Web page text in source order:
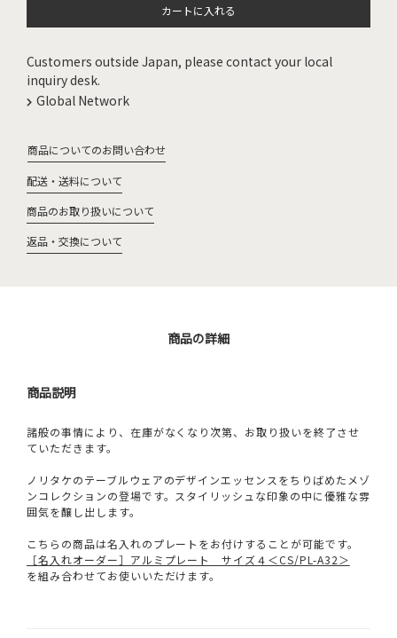
カートに入れる
Customers outside Japan, please contact your local
inquiry desk.
Global Network
商品についてのお問い合わせ
配送・送料について
商品のお取り扱いについて
返品・交換について
商品の詳細
商品説明
諸般の事情により、在庫がなくなり次第、お取り扱いを終了させ
ていただきます。
ノリタケのテーブルウェアのデザインエッセンスをちりばめたメゾ
ンコレクションの登場です。スタイリッシュな印象の中に優雅な雰
囲気を醸し出します。
こちらの商品は名入れのプレートをお付けすることが可能です。
［名入れオーダー］アルミプレート サイズ４＜CS/PL-A32＞
を組み合わせてお使いいただけます。